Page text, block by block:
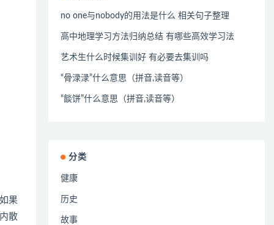
果
散
no one与nobody的用法是什么 相关句子整理
高中地理学习方法归纳总结 有哪些高效学习法
艺术生什么时候集训好 有必要去集训吗
“骨渌渌”什么意思（拼音,读音等）
“餤饼”什么意思（拼音,读音等）
分类
健康
历史
故事